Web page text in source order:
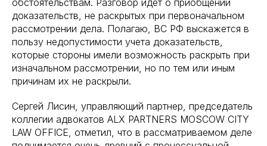
доказательств, не раскрытых при первоначальном
рассмотрении дела. Полагаю, ВС РФ выскажется в
пользу недопустимости учета доказательств,
которые стороны имели возможность раскрыть при
изначальном рассмотрении, но по тем или иным
причинам их не раскрыли.
Сергей Лисин, управляющий партнер, председатель
коллегии адвокатов ALX PARTNERS MOSCOW CITY
LAW OFFICE, отметил, что в рассматриваемом деле